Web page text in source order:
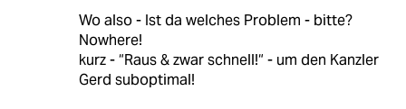
Wo also - Ist da welches Problem - bitte?
Nowhere!
kurz - “Raus & zwar schnell!“ - um den Kanzler
Gerd suboptimal!